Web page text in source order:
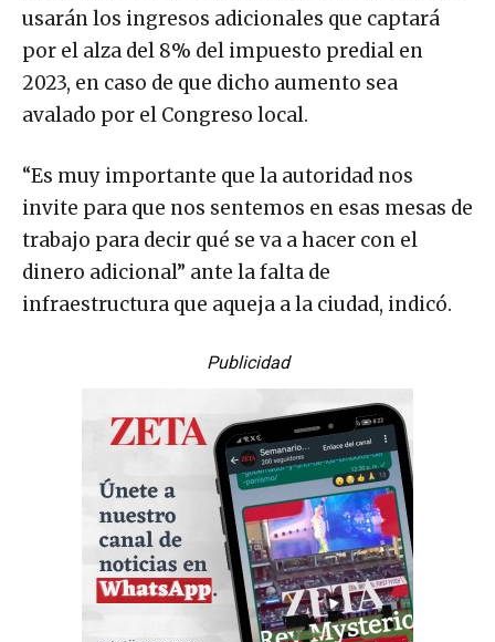
usarán los ingresos adicionales que captará
por el alza del 8% del impuesto predial en
2023, en caso de que dicho aumento sea
avalado por el Congreso local.
“Es muy importante que la autoridad nos
invite para que nos sentemos en esas mesas de
trabajo para decir qué se va a hacer con el
dinero adicional” ante la falta de
infraestructura que aqueja a la ciudad, indicó.
Publicidad